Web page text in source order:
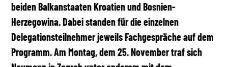
beiden Balkanstaaten Kroatien und Bosnien-
Herzegowina. Dabei standen für die einzelnen
Delegationsteilnehmer jeweils Fachgespräche auf dem
Programm. Am Montag, dem 25. November traf sich